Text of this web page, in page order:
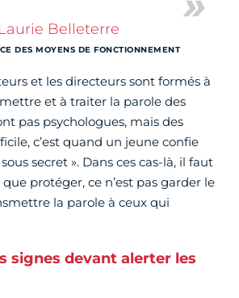
Laurie Belleterre
DES MOYENS DE FONCTIONNEMENT
et les directeurs sont formés à
et à traiter la parole des
pas psychologues, mais des
c’est quand un jeune confie
secret ». Dans ces cas-là, il faut
protéger, ce n’est pas garder le
la parole à ceux qui
signes devant alerter les